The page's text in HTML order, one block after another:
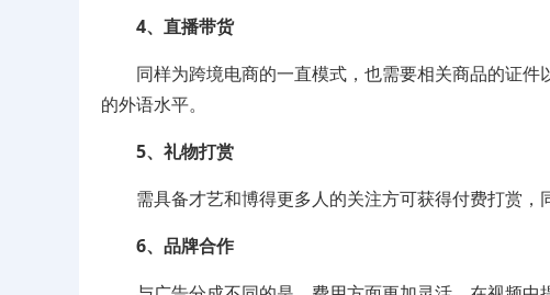
4、直播带货
同样为跨境电商的一直模式，也需要相关商品的证件
的外语水平。
5、礼物打赏
需具备才艺和博得更多人的关注方可获得付费打赏，
6、品牌合作